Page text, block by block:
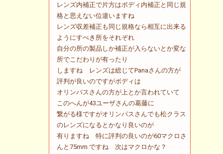
レンズ内補正で片方はボディ内補正と同じ規
格と思えない位違いますね
レンズ収差補正も同じ規格なら相互に出来る
ようにすべき所をそれぞれ
自分の所の製品しか補正が入らないとか変な
所でこだわりが有ったり
しますね レンズは総じてPanaさんの方が
評判が良いのですがボディは
オリンパスさんの方が上とか言われていて
このへんが43ユーザさんの葛藤に
繋がる様ですがオリンパスさんでも松クラス
のレンズになるとかなり良いのが
有りますね 特に評判の良いのが60マクロさ
んと75mm ですね 次はマクロかな？